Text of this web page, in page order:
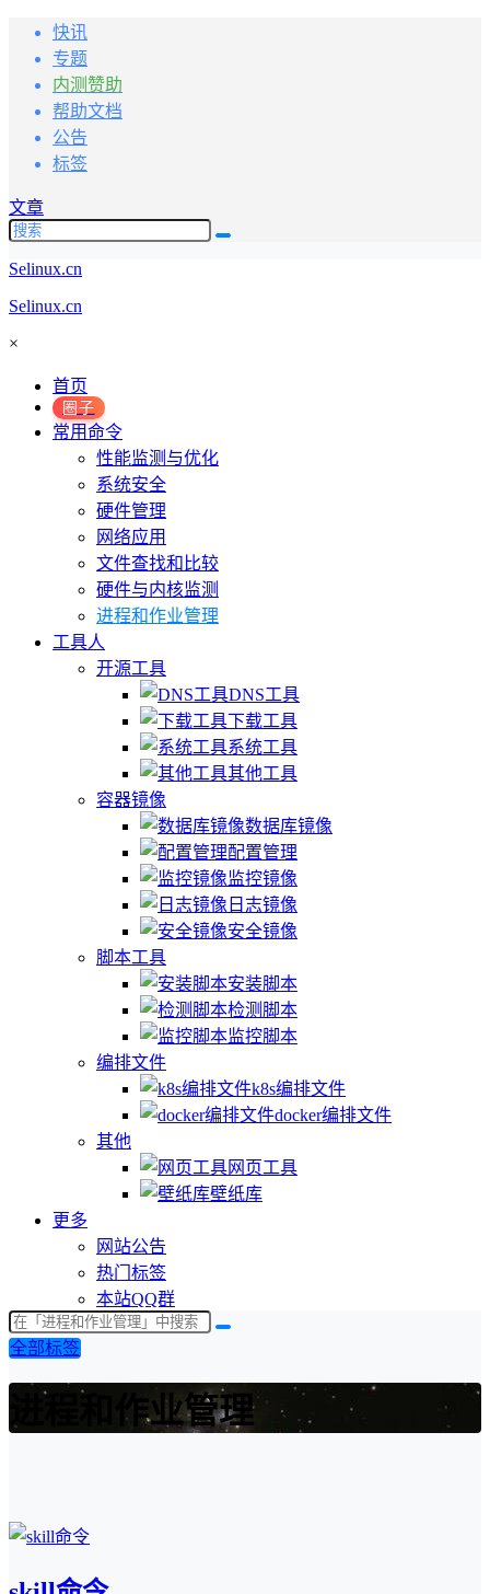
快讯
专题
内测赞助
帮助文档
公告
标签
文章
Selinux.cn
Selinux.cn
×
首页
圈子
常用命令
性能监测与优化
系统安全
硬件管理
网络应用
文件查找和比较
硬件与内核监测
进程和作业管理
工具人
开源工具
DNS工具
下载工具
系统工具
其他工具
容器镜像
数据库镜像
配置管理
监控镜像
日志镜像
安全镜像
脚本工具
安装脚本
检测脚本
监控脚本
编排文件
k8s编排文件
docker编排文件
其他
网页工具
壁纸库
更多
网站公告
热门标签
本站QQ群
全部标签
进程和作业管理